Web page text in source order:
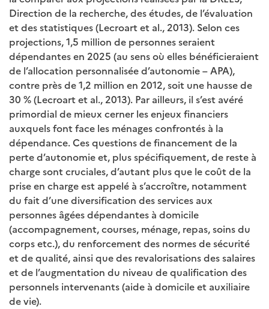
Direction de la recherche, des études, de l’évaluation
et des statistiques (Lecroart et al., 2013). Selon ces
projections, 1,5 million de personnes seraient
dépendantes en 2025 (au sens où elles bénéficieraient
de l’allocation personnalisée d’autonomie – APA),
contre près de 1,2 million en 2012, soit une hausse de
30 % (Lecroart et al., 2013). Par ailleurs, il s’est avéré
primordial de mieux cerner les enjeux financiers
auxquels font face les ménages confrontés à la
dépendance. Ces questions de financement de la
perte d’autonomie et, plus spécifiquement, de reste à
charge sont cruciales, d’autant plus que le coût de la
prise en charge est appelé à s’accroître, notamment
du fait d’une diversification des services aux
personnes âgées dépendantes à domicile
(accompagnement, courses, ménage, repas, soins du
corps etc.), du renforcement des normes de sécurité
et de qualité, ainsi que des revalorisations des salaires
et de l’augmentation du niveau de qualification des
personnels intervenants (aide à domicile et auxiliaire
de vie).